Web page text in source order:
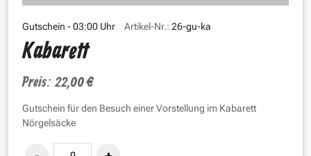
Gutschein - 03:00 Uhr Artikel-Nr.: 26-gu-ka
Kabarett
Preis: 22,00 €
Gutschein für den Besuch einer Vorstellung im Kabarett
Nörgelsäcke